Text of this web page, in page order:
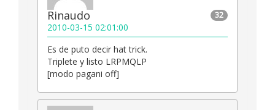
32
Rinaudo
2010-03-15 02:01:00
Es de puto decir hat trick.
Triplete y listo LRPMQLP
[modo pagani off]